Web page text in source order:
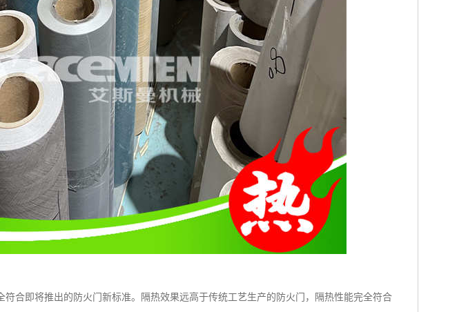
合即将推出的防火门新标准。隔热效果远高于传统工艺生产的防火门，隔热性能完全符合